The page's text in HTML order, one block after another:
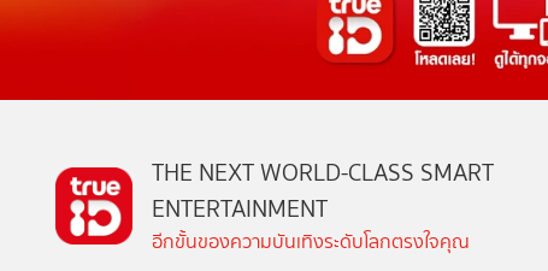
THE NEXT WORLD-CLASS SMART
ENTERTAINMENT
อีกขั้นของความบันเทิงระดับโลกตรงใจคุณ